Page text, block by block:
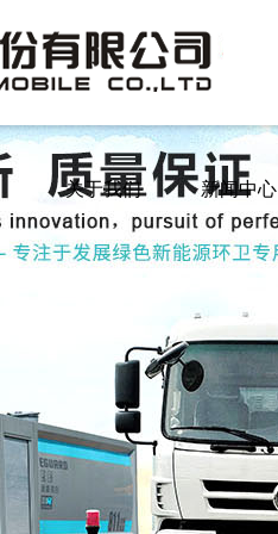
关于我们 新闻中心